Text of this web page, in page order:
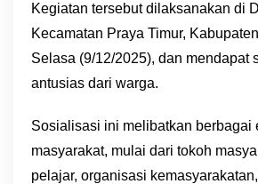
Kegiatan tersebut dilaksanakan di
Kecamatan Praya Timur,
Selasa (9/12/2025), dan mendapat
antusias dari warga.
Sosialisasi ini melibatkan berbagai
masyarakat, mulai dari tokoh
pelajar, organisasi